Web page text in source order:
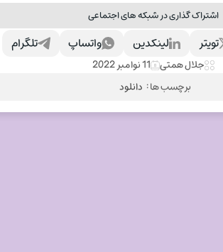
اشتراک گذاری در شبکه های اجتماعی
تلگرام واتساپ لینکدین تویتر
جلال همتی 11 نوامبر 2022
برچسب ها : دانلود